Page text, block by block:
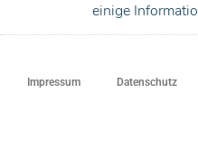
einige
Impressum Datenschutz